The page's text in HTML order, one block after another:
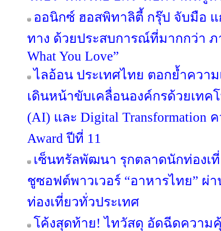
ออนิกซ์ ฮอสพิทาลิตี้ กรุ๊ป จับมือ แ
ทาง ด้วยประสบการณ์ที่มากกว่า ภ
What You Love”
ไลอ้อน ประเทศไทย ตอกย้ำควา
เดินหน้าขับเคลื่อนองค์กรด้วยเท
(AI) และ Digital Transformation ค
Award ปีที่ 11
เซ็นทรัลพัฒนา รุกตลาดนักท่องเ
ชูซอฟต์พาวเวอร์ “อาหารไทย” ผ่า
ท่องเที่ยวทั่วประเทศ
โค้งสุดท้าย! ไทวัสดุ อัดฉีดควา